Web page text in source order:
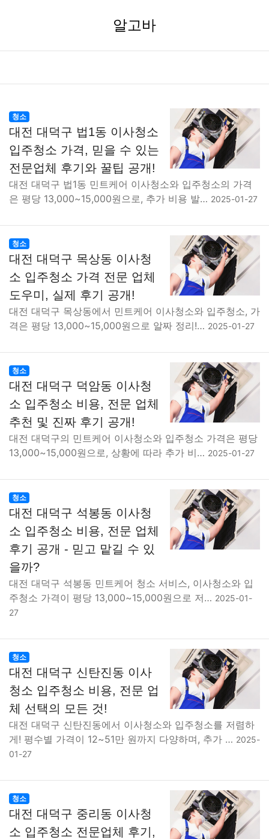
알고바
청소
대전 대덕구 법1동 이사청소
입주청소 가격, 믿을 수 있는
전문업체 후기와 꿀팁 공개!
대전 대덕구 법1동 민트케어 이사청소와 입주청소의 가격
은 평당 13,000~15,000원으로, 추가 비용 발… 2025-01-27
청소
대전 대덕구 목상동 이사청
소 입주청소 가격 전문 업체
도우미, 실제 후기 공개!
대전 대덕구 목상동에서 민트케어 이사청소와 입주청소, 가
격은 평당 13,000~15,000원으로 알짜 정리!… 2025-01-27
청소
대전 대덕구 덕암동 이사청
소 입주청소 비용, 전문 업체
추천 및 진짜 후기 공개!
대전 대덕구의 민트케어 이사청소와 입주청소 가격은 평당
13,000~15,000원으로, 상황에 따라 추가 비… 2025-01-27
청소
대전 대덕구 석봉동 이사청
소 입주청소 비용, 전문 업체
후기 공개 - 믿고 맡길 수 있
을까?
대전 대덕구 석봉동 민트케어 청소 서비스, 이사청소와 입
주청소 가격이 평당 13,000~15,000원으로 저… 2025-01-
27
청소
대전 대덕구 신탄진동 이사
청소 입주청소 비용, 전문 업
체 선택의 모든 것!
대전 대덕구 신탄진동에서 이사청소와 입주청소를 저렴하
게! 평수별 가격이 12~51만 원까지 다양하며, 추가 … 2025-
01-27
청소
대전 대덕구 중리동 이사청
소 입주청소 전문업체 후기,